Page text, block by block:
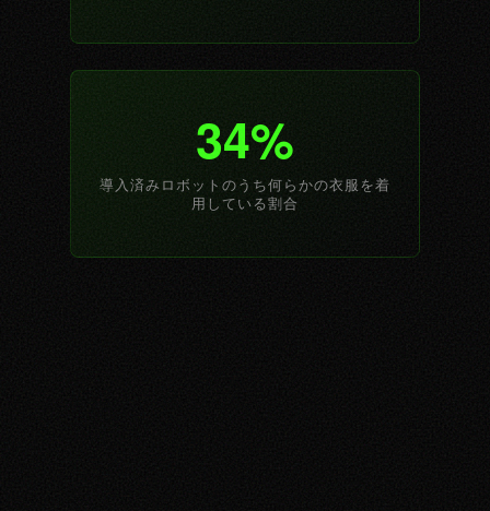
34%
導入済みロボットのうち何らかの衣服を着
用している割合